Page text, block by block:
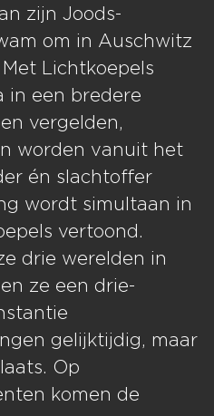
zijn Joods-
om in Auschwitz
Lichtkoepels
in een bredere
vergelden,
worden vanuit het
én slachtoffer
wordt simultaan in
vertoond.
drie werelden in
ze een drie-
gelijktijdig, maar
Op
komen de